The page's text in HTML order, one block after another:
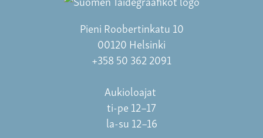
Pieni Roobertinkatu 10
00120 Helsinki
+358 50 362 2091
Aukioloajat
ti-pe 12–17
la-su 12–16